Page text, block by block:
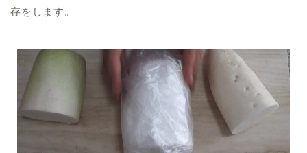
存をします。